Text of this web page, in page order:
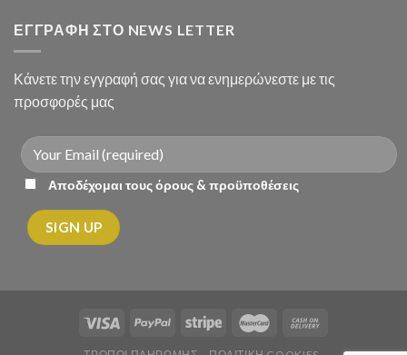
κοκκινιστό
ΕΓΓΡΑΦΗ ΣΤΟ NEWS LETTER
Κάνετε την εγγραφή σας για να ενημερώνεστε με τις
προσφορές μας
Αποδέχομαι τους όρους & προϋποθέσεις